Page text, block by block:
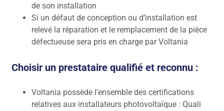
de son installation
Si un défaut de conception ou d’installation est
relevé la réparation et le remplacement de la pièce
défectueuse sera pris en charge par Voltania
Choisir un prestataire qualifié et reconnu :
Voltania possède l’ensemble des certifications
relatives aux installateurs photovoltaïque : Quali